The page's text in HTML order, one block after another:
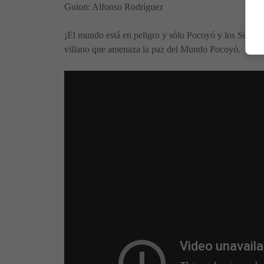
Guion: Alfonso Rodríguez
¡El mundo está en peligro y sólo Pocoyó y los
villano que amenaza la paz del Mundo Pocoyó.